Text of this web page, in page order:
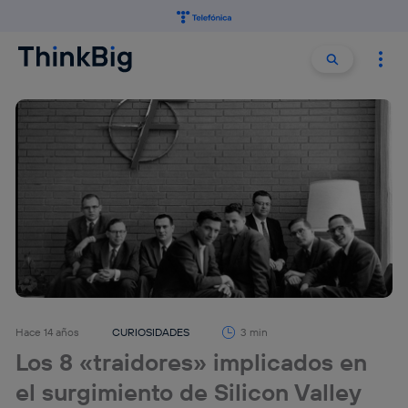
Buscar
Hace 14 años CURIOSIDADES 3 min
Los 8 «traidores» implicados en
el surgimiento de Silicon Valley